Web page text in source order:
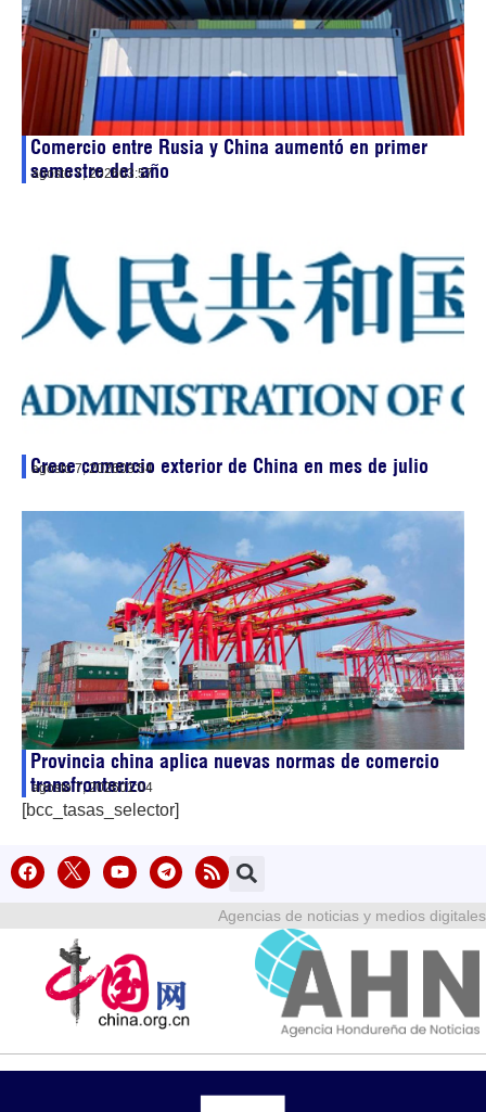
Comercio entre Rusia y China aumentó en primer
semestre del año
agosto 7, 202603:57
Crece comercio exterior de China en mes de julio
agosto 7, 202603:54
Provincia china aplica nuevas normas de comercio
transfronterizo
agosto 7, 202601:04
[bcc_tasas_selector]
Agencias de noticias y medios digitales